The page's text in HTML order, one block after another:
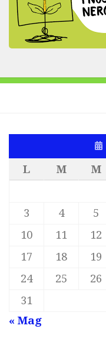
L
M M
3
4 5
10
11 12
17
18 19
24
25 26
31
« Mag